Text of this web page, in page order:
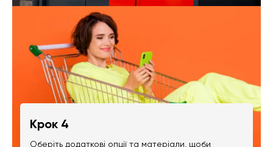
Крок 4
Оберіть додаткові опції та матеріали, щоби